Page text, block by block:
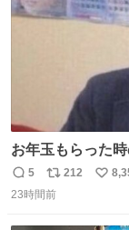
お年玉もらっ
返
信
5
リ
ポ
212
い
23時間前